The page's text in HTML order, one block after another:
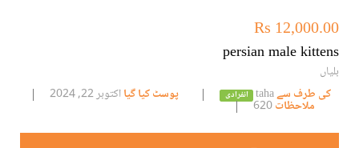
Rs 12,000.00
persian male kittens
بلیاں
کی طرف سے
انفرادی پوسٹ کیا گیااکتوبر 22, 2024
ملاحظات